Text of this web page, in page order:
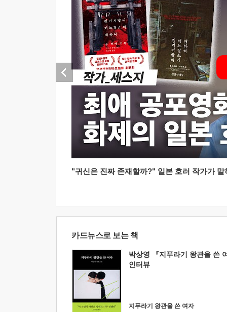
"귀신은 진짜 존재할까?" 일본 호러 작가가
카드뉴스로 보는 책
박상영 『지푸라기 왕관을 쓴
인터뷰
지푸라기 왕관을 쓴 여자